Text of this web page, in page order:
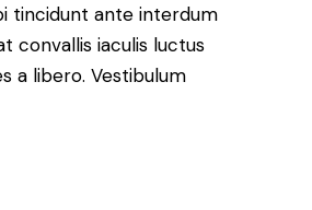
tincidunt ante interdum
convallis iaculis luctus
a libero. Vestibulum